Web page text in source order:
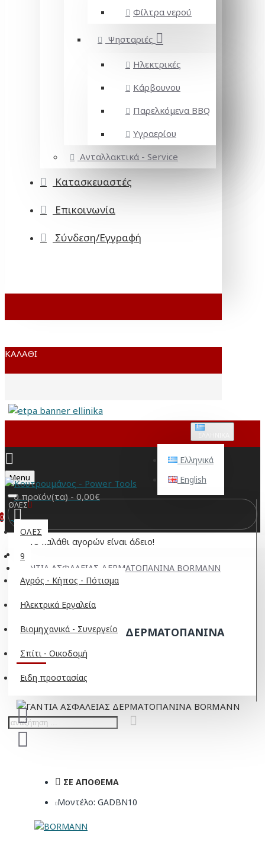
Φίλτρα νερού
Ψησταριές
Ηλεκτρικές
Κάρβουνου
Παρελκόμενα BBQ
Υγραερίου
Ανταλλακτικά - Service
Κατασκευαστές
Επικοινωνία
Σύνδεση/Εγγραφή
ΚΑΛΆΘΙ
Ελληνικά
English
Menu
0 προϊόν(τα) - 0,00€
0
Το καλάθι αγορών είναι άδειο!
ΟΛΕΣ
ΟΛΕΣ
9
Αγρός - Κήπος - Πότισμα
Ηλεκτρικά Εργαλεία
Βιομηχανικά - Συνεργείο
Σπίτι - Οικοδομή
Ειδη προστασίας
ΓΑΝΤΙΑ ΑΣΦΑΛΕΙΑΣ ΔΕΡΜΑΤΟΠΑΝΙΝΑ BORMANN
ΓΑΝΤΙΑ ΑΣΦΑΛΕΙΑΣ ΔΕΡΜΑΤΟΠΑΝΙΝΑ
BORMANN
ΣΕ ΑΠΌΘΕΜΑ
Μοντέλο: GADBN10